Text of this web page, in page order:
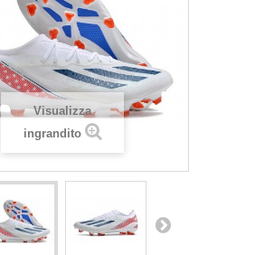
Visualizza
ingrandito